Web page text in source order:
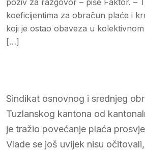
koeficijentima za obračun plaće i
koji je ostao obaveza u
[…]
Sindikat osnovnog i srednjeg
Tuzlanskog kantona od
je tražio povećanje plaća
Vlade se još uvijek nisu